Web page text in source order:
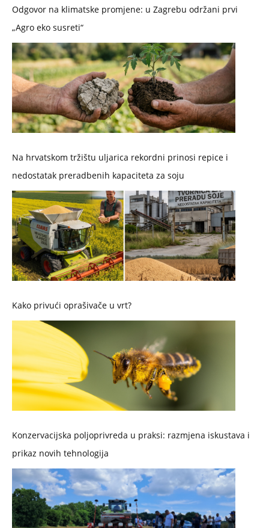
Odgovor na klimatske promjene: u Zagrebu održani prvi
„Agro eko susreti“
Na hrvatskom tržištu uljarica rekordni prinosi repice i
nedostatak preradbenih kapaciteta za soju
Kako privući oprašivače u vrt?
Konzervacijska poljoprivreda u praksi: razmjena iskustava i
prikaz novih tehnologija